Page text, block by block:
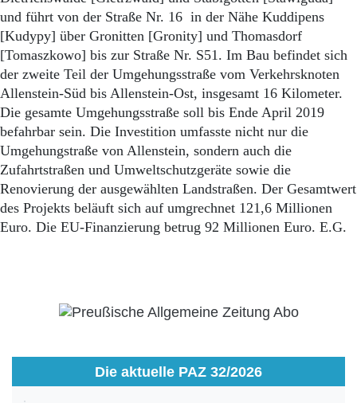
und führt von der Straße Nr. 16 in der Nähe Kuddipens
[Kudypy] über Gronitten [Gronity] und Thomasdorf
[Tomaszkowo] bis zur Straße Nr. S51. Im Bau befindet sich
der zweite Teil der Umgehungsstraße vom Verkehrsknoten
Allenstein-Süd bis Allenstein-Ost, insgesamt 16 Kilometer.
Die gesamte Umgehungsstraße soll bis Ende April 2019
befahrbar sein. Die Investition umfasste nicht nur die
Umgehungstraße von Allenstein, sondern auch die
Zufahrtstraßen und Umweltschutzgeräte sowie die
Renovierung der ausgewählten Landstraßen. Der Gesamtwert
des Projekts beläuft sich auf umgrechnet 121,6 Millionen
Euro. Die EU-Finanzierung betrug 92 Millionen Euro. E.G.
Die aktuelle PAZ 32/2026